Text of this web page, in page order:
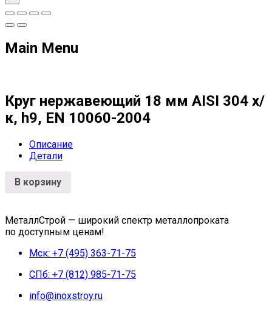
Main Menu
Круг нержавеющий 18 мм AISI 304 х/
к, h9, EN 10060-2004
Описание
Детали
В корзину
МеталлСтрой — широкий спектр металлопроката
по доступным ценам!
Мск: +7 (495) 363-71-75
СПб: +7 (812) 985-71-75
info@inoxstroy.ru